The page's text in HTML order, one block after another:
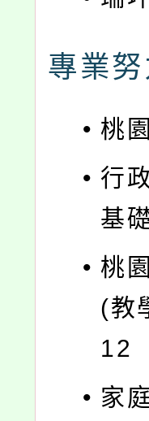
專業努
• 桃
• 行
基
• 桃
(教
12
• 家